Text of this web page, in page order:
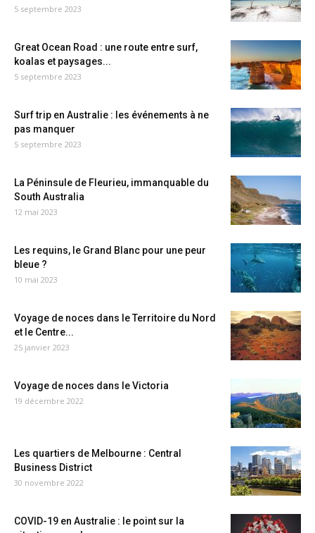
5 septembre 2023
Great Ocean Road : une route entre surf,
koalas et paysages...
5 septembre 2023
Surf trip en Australie : les événements à ne
pas manquer
5 septembre 2023
La Péninsule de Fleurieu, immanquable du
South Australia
12 mai 2023
Les requins, le Grand Blanc pour une peur
bleue ?
10 mai 2023
Voyage de noces dans le Territoire du Nord
et le Centre...
25 janvier 2023
Voyage de noces dans le Victoria
19 décembre 2022
Les quartiers de Melbourne : Central
Business District
30 novembre 2022
COVID-19 en Australie : le point sur la